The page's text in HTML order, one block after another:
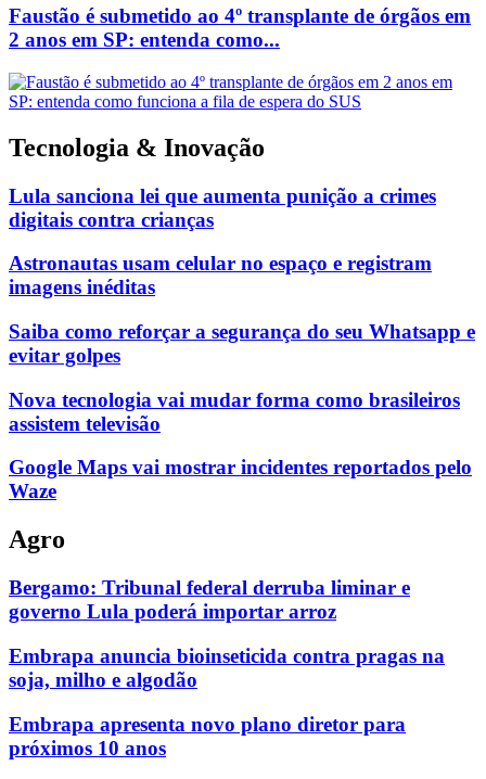
Faustão é submetido ao 4º transplante de órgãos em
2 anos em SP: entenda como...
Tecnologia & Inovação
Lula sanciona lei que aumenta punição a crimes
digitais contra crianças
Astronautas usam celular no espaço e registram
imagens inéditas
Saiba como reforçar a segurança do seu Whatsapp e
evitar golpes
Nova tecnologia vai mudar forma como brasileiros
assistem televisão
Google Maps vai mostrar incidentes reportados pelo
Waze
Agro
Bergamo: Tribunal federal derruba liminar e
governo Lula poderá importar arroz
Embrapa anuncia bioinseticida contra pragas na
soja, milho e algodão
Embrapa apresenta novo plano diretor para
próximos 10 anos